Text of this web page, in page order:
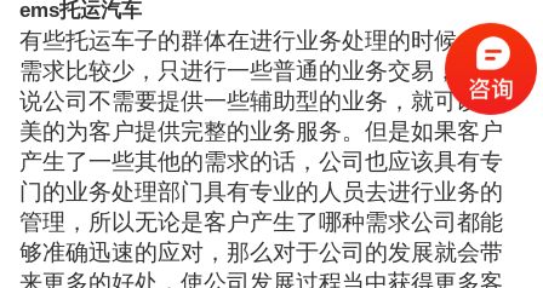
ems托运汽车
有些托运车子的群体在进行业务处理的时候，其
需求比较少，只进行一些普通的业务交易，所以
说公司不需要提供一些辅助型的业务，就可以完
美的为客户提供完整的业务服务。但是如果客户
产生了一些其他的需求的话，公司也应该具有专
门的业务处理部门具有专业的人员去进行业务的
管理，所以无论是客户产生了哪种需求公司都能
够准确迅速的应对，那么对于公司的发展就会带
来更多的好处，使公司发展过程当中获得更多客